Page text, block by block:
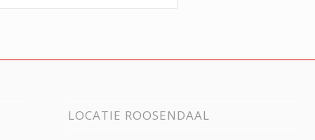
LOCATIE ROOSENDAAL